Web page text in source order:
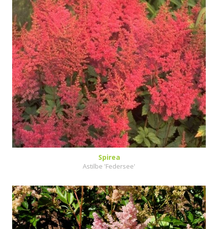
Spirea
Astilbe 'Federsee'